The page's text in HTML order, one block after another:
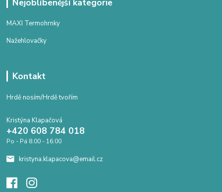
MAXI Termohrnky
Nažehlovačky
Kontakt
Hrdě nosím/Hrdě tvořím
Kristýna Klapačová
+420 608 784 018
Po - Pá 8.00 - 16.00
kristyna.klapacova@email.cz